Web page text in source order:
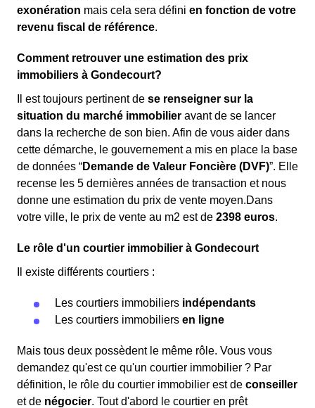
exonération mais cela sera défini en fonction de votre
revenu fiscal de référence.
Comment retrouver une estimation des prix
immobiliers à Gondecourt?
Il est toujours pertinent de se renseigner sur la
situation du marché immobilier avant de se lancer
dans la recherche de son bien. Afin de vous aider dans
cette démarche, le gouvernement a mis en place la base
de données “Demande de Valeur Foncière (DVF)”. Elle
recense les 5 dernières années de transaction et nous
donne une estimation du prix de vente moyen.Dans
votre ville, le prix de vente au m2 est de 2398 euros.
Le rôle d'un courtier immobilier à Gondecourt
Il existe différents courtiers :
Les courtiers immobiliers indépendants
Les courtiers immobiliers en ligne
Mais tous deux possèdent le même rôle. Vous vous
demandez qu'est ce qu'un courtier immobilier ? Par
définition, le rôle du courtier immobilier est de conseiller
et de négocier. Tout d'abord le courtier en prêt